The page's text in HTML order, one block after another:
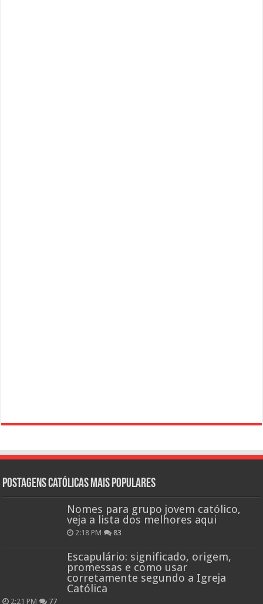
Postagens católicas mais Populares
Nomes para grupo jovem católico,
veja a lista dos melhores aqui
2:18 PM 83
Escapulário: significado, origem,
promessas e como usar
corretamente segundo a Igreja
Católica
2:21 PM 77